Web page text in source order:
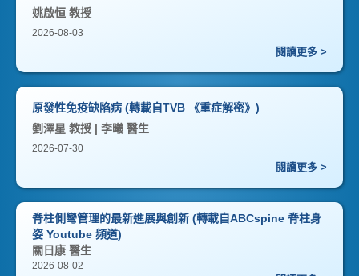
姚啟恒 教授
2026-08-03
閱讀更多 >
原發性免疫缺陷病 (轉載自TVB 《重症解密》)
劉澤星 教授 | 李曦 醫生
2026-07-30
閱讀更多 >
脊柱側彎管理的最新進展與創新 (轉載自ABCspine 脊柱身
姿 Youtube 頻道)
關日康 醫生
2026-08-02